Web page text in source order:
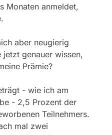
Monaten anmeldet,
aber neugierig
genauer wissen,
Prämie?
- wie ich am
- 2,5 Prozent der
Teilnehmers.
mal zwei